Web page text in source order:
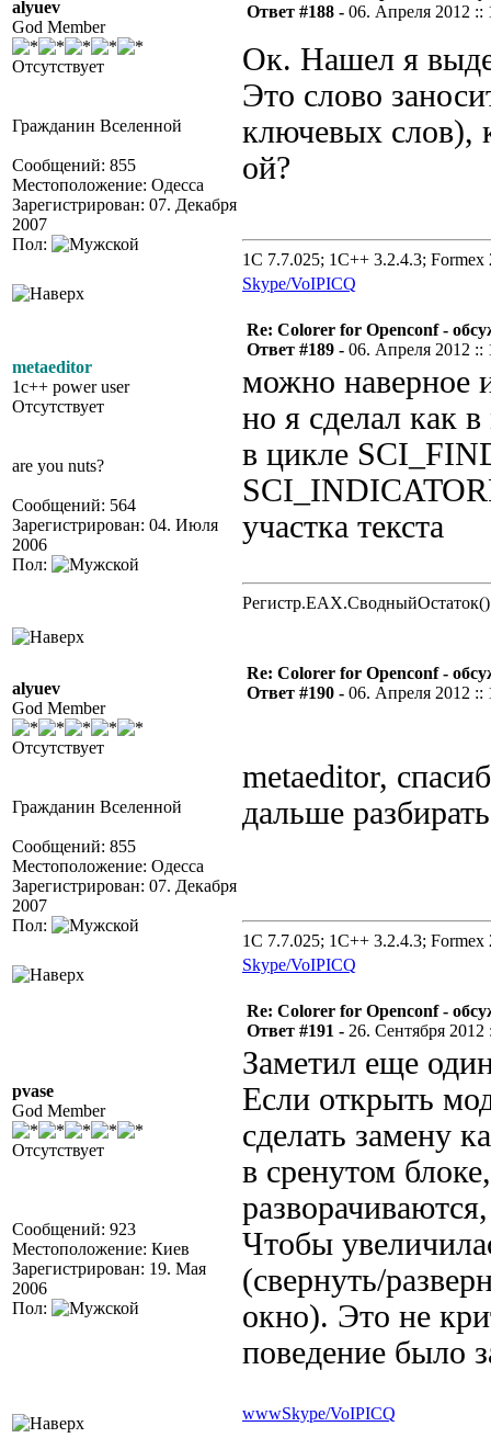
alyuev
God Member
Отсутствует
Гражданин Вселенной
Сообщений: 855
Местоположение: Одесса
Зарегистрирован: 07. Декабря
2007
Пол:
Ответ #188 - 06. Апреля 2012 ::
Ок. Нашел я
Это слово
ключевых слов),
ой?
1C 7.7.025; 1C++ 3.2.4.3; Formex
Skype/VoIPICQ
metaeditor
1c++ power user
Отсутствует
are you nuts?
Сообщений: 564
Зарегистрирован: 04. Июля
2006
Пол:
Re: Colorer for Openconf -
Ответ #189 - 06. Апреля 2012 ::
можно наверное
но я сделал как
в цикле
участка текста
Регистр.EAX.СводныйОстаток()
alyuev
God Member
Отсутствует
Гражданин Вселенной
Сообщений: 855
Местоположение: Одесса
Зарегистрирован: 07. Декабря
2007
Пол:
Re: Colorer for Openconf -
Ответ #190 - 06. Апреля 2012 ::
metaeditor,
дальше
1C 7.7.025; 1C++ 3.2.4.3; Formex
Skype/VoIPICQ
pvase
God Member
Отсутствует
Сообщений: 923
Местоположение: Киев
Зарегистрирован: 19. Мая
2006
Пол:
Re: Colorer for Openconf -
Ответ #191 - 26. Сентября 2012
Заметил еще
Если открыть
сделать замену
в сренутом
Чтобы
(свернуть/
окно). Это не
поведение было
wwwSkype/VoIPICQ